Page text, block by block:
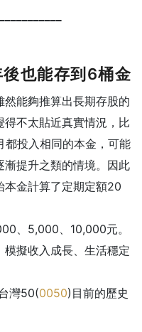
也能存到6桶金
能夠推算出長期存股的
不太貼近真實情況，比
都投入相同的本金，可能
提升之類的情境。因此
本金計算了定期定額20
、5,000、10,000元。
擬收入成長、生活穩定
灣50(0050)目前的歷史